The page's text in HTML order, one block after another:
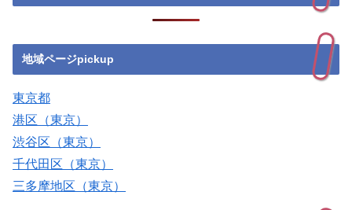
地域ページpickup
東京都
港区（東京）
渋谷区（東京）
千代田区（東京）
三多摩地区（東京）